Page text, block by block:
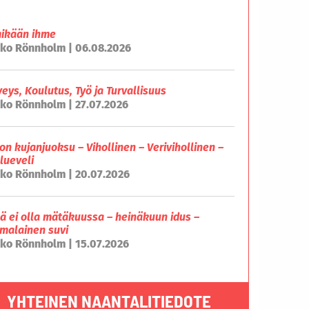
ihme
Rönnholm | 06.08.2026
Koulutus, Työ ja Turvallisuus
Rönnholm | 27.07.2026
kujanjuoksu – Vihollinen – Verivihollinen –
Rönnholm | 20.07.2026
ei olla mätäkuussa – heinäkuun idus –
suvi
Rönnholm | 15.07.2026
YHTEINEN NAANTALITIEDOTE